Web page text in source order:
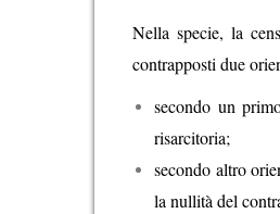
Nella specie, la
contrapposti due
secondo un
risarcitoria;
secondo altro
la nullità del